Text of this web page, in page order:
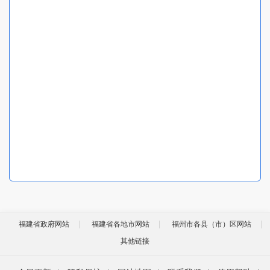
福建省政府网站 福建省各地市网站
福州市各县（市）区网站
其他链接